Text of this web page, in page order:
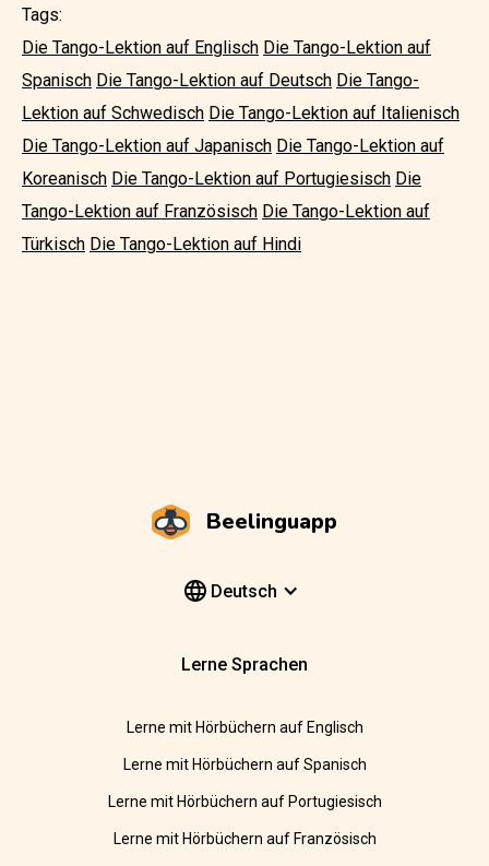
Tags:
Die Tango-Lektion auf Englisch Die Tango-Lektion auf
Spanisch Die Tango-Lektion auf Deutsch Die Tango-
Lektion auf Schwedisch Die Tango-Lektion auf Italienisch
Die Tango-Lektion auf Japanisch Die Tango-Lektion auf
Koreanisch Die Tango-Lektion auf Portugiesisch Die
Tango-Lektion auf Französisch Die Tango-Lektion auf
Türkisch Die Tango-Lektion auf Hindi
Beelinguapp
Deutsch
Lerne Sprachen
Lerne mit Hörbüchern auf Englisch
Lerne mit Hörbüchern auf Spanisch
Lerne mit Hörbüchern auf Portugiesisch
Lerne mit Hörbüchern auf Französisch